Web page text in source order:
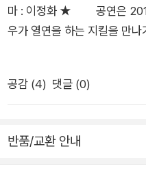
위에 끊임없다.선을 유지하는
우리가 조금만 이성을 놓아버
볍게 읽기 시작했는데 책장
대해 생각해보았다. 언제나 선
스.그래서 내가 혼자만의 시
레스도 풀겸 하얀거짓말이나
마 : 이정화 ★ 공연은 2018
우가 열연을 하는 지킬을 만
매진이 됐다.샤롯데씨어터 회
예매를 했지만 그것 또한 원하
매진행을 한다는 글이 뜨고
없었다. 그래서 조카와 조카
4매 예매 가능, 5매가 필요
공감 (4) 댓글 (0)
반품/교환 안내